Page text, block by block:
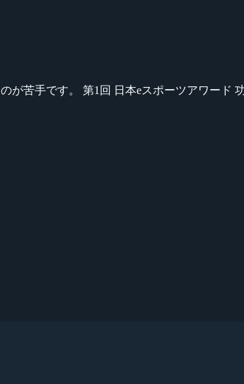
が苦手です。 第1回 日本eスポーツアワード